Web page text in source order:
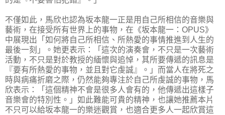
不僅如此，馬欣也認為坂本龍一正是用自己所相信的音樂與
藝術，在接受所有世界上的事物，在《坂本龍一：OPUS》
中展現出「如何將自己所相信、所熱愛的事情推進到人生的
最後一刻」。她更表示：「這次的演奏會，不只是一次藝術
活動，不只是對於教授的緬懷與追悼，其所要傳遞的訊息是
『要有所熱愛的事物，並且對它虔誠』。」而當人在將死之
時與病痛折磨之際，仍然能夠專注於自己所虔誠的事物，馬
欣表示：「這個精神不會是很多人會有的，他傳遞出這樣子
音樂會的特別性。」如此難能可貴的精神，也讓她推薦本片
不只可以給坂本龍一的樂迷觀賞，也適合更多人一起欣賞這